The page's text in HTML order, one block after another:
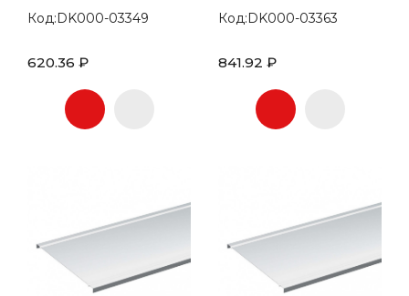
Код:DK000-03349
620.36 ₽
Код:DK000-03363
841.92 ₽